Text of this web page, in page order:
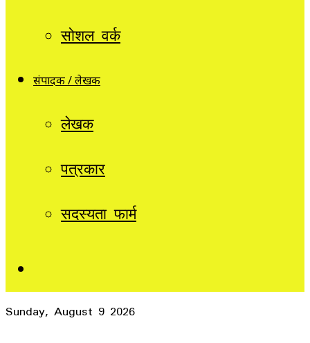
सोशल वर्क
संपादक / लेखक
लेखक
पत्रकार
सदस्यता फार्म
Sunday, August 9 2026